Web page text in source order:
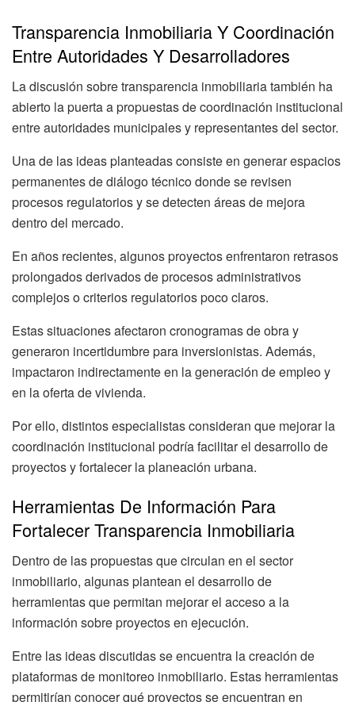
Transparencia Inmobiliaria Y Coordinación
Entre Autoridades Y Desarrolladores
La discusión sobre transparencia inmobiliaria también ha
abierto la puerta a propuestas de coordinación institucional
entre autoridades municipales y representantes del sector.
Una de las ideas planteadas consiste en generar espacios
permanentes de diálogo técnico donde se revisen
procesos regulatorios y se detecten áreas de mejora
dentro del mercado.
En años recientes, algunos proyectos enfrentaron retrasos
prolongados derivados de procesos administrativos
complejos o criterios regulatorios poco claros.
Estas situaciones afectaron cronogramas de obra y
generaron incertidumbre para inversionistas. Además,
impactaron indirectamente en la generación de empleo y
en la oferta de vivienda.
Por ello, distintos especialistas consideran que mejorar la
coordinación institucional podría facilitar el desarrollo de
proyectos y fortalecer la planeación urbana.
Herramientas De Información Para
Fortalecer Transparencia Inmobiliaria
Dentro de las propuestas que circulan en el sector
inmobiliario, algunas plantean el desarrollo de
herramientas que permitan mejorar el acceso a la
información sobre proyectos en ejecución.
Entre las ideas discutidas se encuentra la creación de
plataformas de monitoreo inmobiliario. Estas herramientas
permitirían conocer qué proyectos se encuentran en